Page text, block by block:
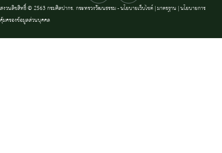
สงวนลิขสิทธิ์ © 2563 กรมศิลปากร. กระทรวงวัฒนธรรม -นโยบายเว็บไซต์|มาตรฐาน |นโยบายการ
คุ้มครองข้อมูลส่วนบุคคล